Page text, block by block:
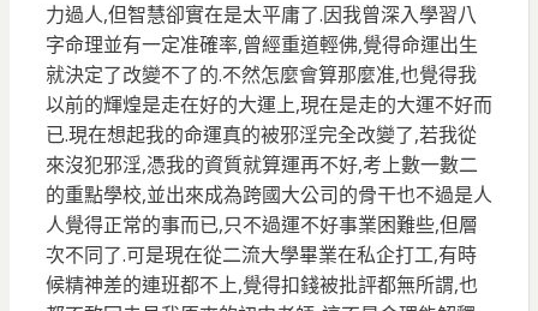
力過人,但智慧卻實在是太平庸了.因我曾深入學習八
字命理並有一定准確率,曾經重道輕佛,覺得命運出生
就決定了改變不了的.不然怎麼會算那麼准,也覺得我
以前的輝煌是走在好的大運上,現在是走的大運不好而
已.現在想起我的命運真的被邪淫完全改變了,若我從
來沒犯邪淫,憑我的資質就算運再不好,考上數一數二
的重點學校,並出來成為跨國大公司的骨干也不過是人
人覺得正常的事而已,只不過運不好事業困難些,但層
次不同了.可是現在從二流大學畢業在私企打工,有時
候精神差的連班都不上,覺得扣錢被批評都無所謂,也